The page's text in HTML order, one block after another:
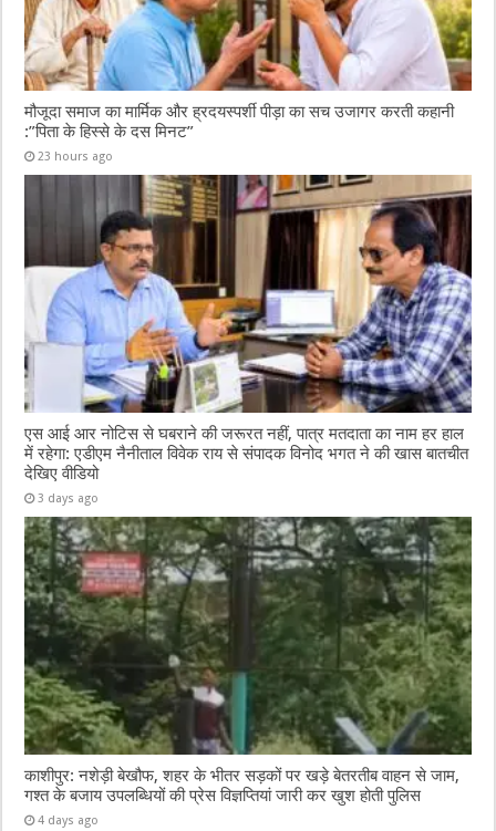
मौजूदा समाज का मार्मिक और ह्रदयस्पर्शी पीड़ा का सच उजागर करती कहानी
:”पिता के हिस्से के दस मिनट”
23 hours ago
एस आई आर नोटिस से घबराने की जरूरत नहीं, पात्र मतदाता का नाम हर हाल
में रहेगा: एडीएम नैनीताल विवेक राय से संपादक विनोद भगत ने की खास बातचीत
देखिए वीडियो
3 days ago
काशीपुर: नशेड़ी बेखौफ, शहर के भीतर सड़कों पर खड़े बेतरतीब वाहन से जाम,
गश्त के बजाय उपलब्धियों की प्रेस विज्ञप्तियां जारी कर खुश होती पुलिस
4 days ago